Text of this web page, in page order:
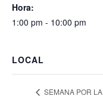
Hora:
1:00 pm - 10:00 pm
LOCAL
SEMANA POR LA